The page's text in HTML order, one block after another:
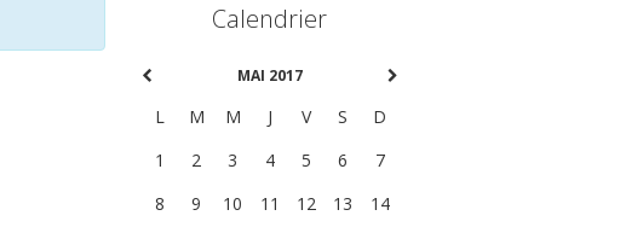
Calendrier
MAI 2017
L M M J V S
D
1
2 3 4 5 6
7
8
9 10 11 12 13
14